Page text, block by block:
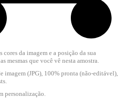
cores da imagem e a posição da sua
as mesmas que você vê nesta amostra.
imagem (JPG), 100% pronta (não-editável),
personalização.